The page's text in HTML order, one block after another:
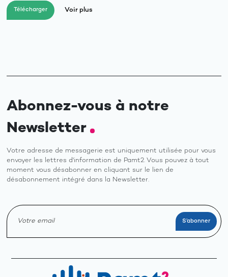
Télécharger Voir plus
Abonnez-vous à notre
Newsletter
Votre adresse de messagerie est uniquement utilisée pour vous
envoyer les lettres d'information de Pamt2. Vous pouvez à tout
moment vous désabonner en cliquant sur le lien de
désabonnement intégré dans la Newsletter.